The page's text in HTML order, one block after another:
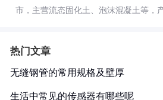
市，主营流态固化土、泡沫混凝土等，
热门文章
无缝钢管的常用规格及壁厚
生活中常见的传感器有哪些呢